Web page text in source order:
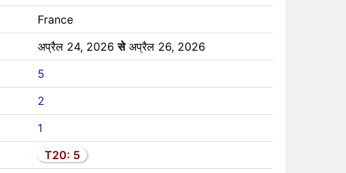
France
अप्रैल 24, 2026सेअप्रैल 26, 2026
5
2
1
T20: 5